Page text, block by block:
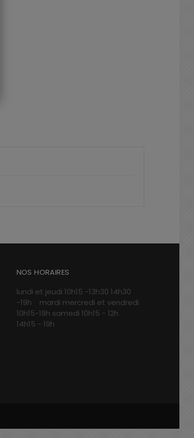
NOS HORAIRES
lundi et jeudi 10h15 -13h30 14h30
-19h mardi mercredi et vendredi
10h15-19h samedi 10h15 - 12h
14h15 - 19h